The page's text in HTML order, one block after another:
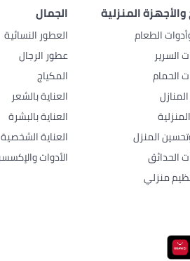
المنزلية
الطعام
السرير
الحمام
المنزل
الحدائق
منزلي
الجمال
العطور النسائية
عطور الرجال
المكياج
العناية بالشعر
العناية بالبشرة
العناية الشخصية
الأدوات